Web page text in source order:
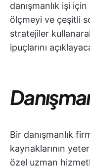
danışmanlık işi
ölçmeyi ve çeşitli
stratejiler
ipuçlarını
Bir danışmanlık
kaynaklarının
özel uzman